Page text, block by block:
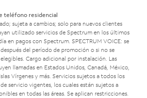
teléfono residencial
sujeta a cambios; solo para nuevos clientes
utilizado servicios de Spectrum en los últimos
en pagos con Spectrum. SPECTRUM VOICE: se
del período de promoción o si no se
Cargo adicional por instalación. Las
llamadas en Estados Unidos, Canadá, México,
Vírgenes y más. Servicios sujetos a todos los
servicio vigentes, los cuales están sujetos a
en todas las áreas. Se aplican restricciones.